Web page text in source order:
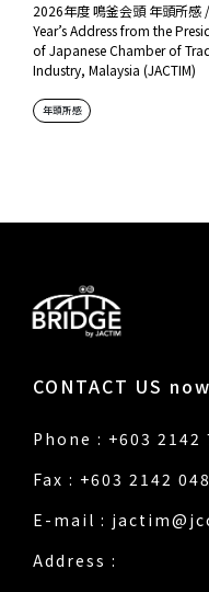
2026年度 鳴釜会頭 年頭所感
Year’s Address from the
of Japanese Chamber of
Industry, Malaysia (JACTIM)
年頭所感
CONTACT US now
Phone : +603 2142
Fax : +603 2142
E-mail :
Address :